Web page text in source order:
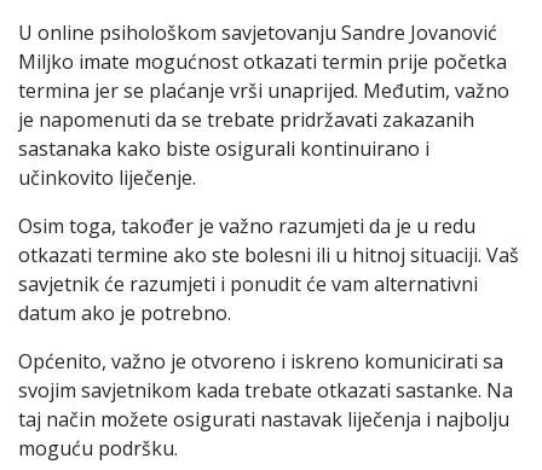
U online psihološkom savjetovanju Sandre Jovanović
Miljko imate mogućnost otkazati termin prije početka
termina jer se plaćanje vrši unaprijed. Međutim, važno
je napomenuti da se trebate pridržavati zakazanih
sastanaka kako biste osigurali kontinuirano i
učinkovito liječenje.
Osim toga, također je važno razumjeti da je u redu
otkazati termine ako ste bolesni ili u hitnoj situaciji. Vaš
savjetnik će razumjeti i ponudit će vam alternativni
datum ako je potrebno.
Općenito, važno je otvoreno i iskreno komunicirati sa
svojim savjetnikom kada trebate otkazati sastanke. Na
taj način možete osigurati nastavak liječenja i najbolju
moguću podršku.